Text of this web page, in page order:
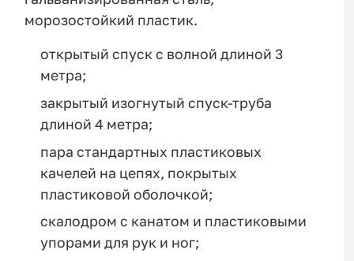
морозостойкий пластик.
открытый спуск с волной длиной 3
метра;
закрытый изогнутый спуск-труба
длиной 4 метра;
пара стандартных пластиковых
качелей на цепях, покрытых
пластиковой оболочкой;
скалодром с канатом и пластиковыми
упорами для рук и ног;